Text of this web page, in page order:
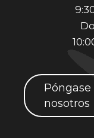
nosotros